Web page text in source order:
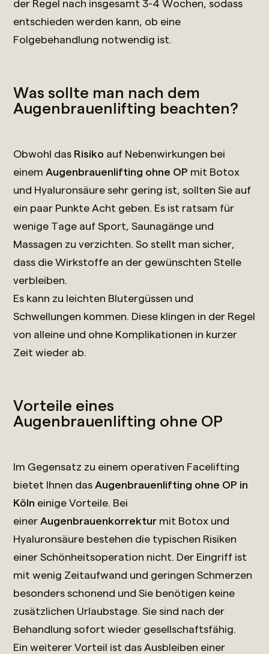
der Regel nach insgesamt 3-4 Wochen, sodass
entschieden werden kann, ob eine
Folgebehandlung notwendig ist.
Was sollte man nach dem
Augenbrauenlifting beachten?
Obwohl das Risiko auf Nebenwirkungen bei
einemAugenbrauenlifting ohne OP mit Botox
und Hyaluronsäure sehr gering ist, sollten Sie auf
ein paar Punkte Acht geben. Es ist ratsam für
wenige Tage auf Sport, Saunagänge und
Massagen zu verzichten. So stellt man sicher,
dass die Wirkstoffe an der gewünschten Stelle
verbleiben.
Es kann zu leichten Blutergüssen und
Schwellungen kommen. Diese klingen in der Regel
von alleine und ohne Komplikationen in kurzer
Zeit wieder ab.
Vorteile eines
Augenbrauenlifting ohne OP
Im Gegensatz zu einem operativen Facelifting
bietet Ihnen dasAugenbrauenlifting ohne OP in
Köln einige Vorteile. Bei
einerAugenbrauenkorrektur mit Botox und
Hyaluronsäure bestehen die typischen Risiken
einer Schönheitsoperation nicht. Der Eingriff ist
mit wenig Zeitaufwand und geringen Schmerzen
besonders schonend und Sie benötigen keine
zusätzlichen Urlaubstage. Sie sind nach der
Behandlung sofort wieder gesellschaftsfähig.
Ein weiterer Vorteil ist das Ausbleiben einer